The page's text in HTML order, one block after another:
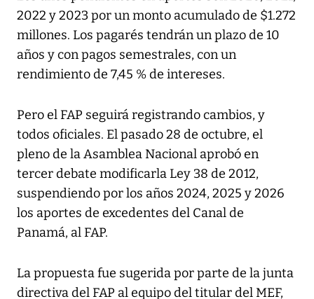
2022 y 2023 por un monto acumulado de $1.272
millones. Los pagarés tendrán un plazo de 10
años y con pagos semestrales, con un
rendimiento de 7,45 % de intereses.
Pero el FAP seguirá registrando cambios, y
todos oficiales. El pasado 28 de octubre, el
pleno de la Asamblea Nacional aprobó en
tercer debate modificarla Ley 38 de 2012,
suspendiendo por los años 2024, 2025 y 2026
los aportes de excedentes del Canal de
Panamá, al FAP.
La propuesta fue sugerida por parte de la junta
directiva del FAP al equipo del titular del MEF,